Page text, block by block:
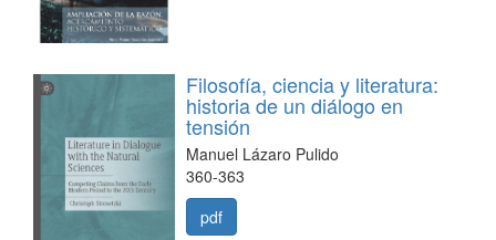
Filosofía, ciencia y literatura:
historia de un diálogo en
tensión
Manuel Lázaro Pulido
360-363
pdf